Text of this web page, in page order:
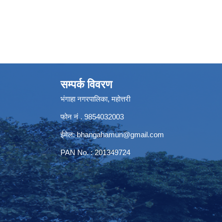
सम्पर्क विवरण
भंगाहा नगरपालिका, महोत्तरी
फोन नं . 9854032003
ईमेल:bhangahamun@gmail.com
PAN No. : 201349724